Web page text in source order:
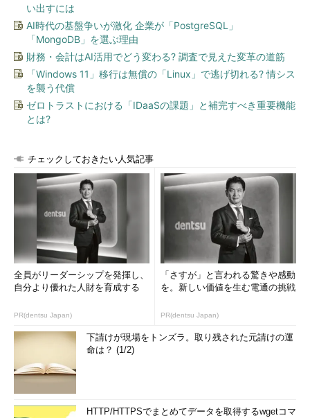
い出すには
AI時代の基盤争いが激化 企業が「PostgreSQL」
「MongoDB」を選ぶ理由
財務・会計はAI活用でどう変わる? 調査で見えた変革の道筋
「Windows 11」移行は無償の「Linux」で逃げ切れる? 情シス
を襲う代償
ゼロトラストにおける「IDaaSの課題」と補完すべき重要機能
とは?
チェックしておきたい人気記事
全員がリーダーシップを発揮し、
自分より優れた人財を育成する
PR(dentsu Japan)
「さすが」と言われる驚きや感動
を。新しい価値を生む電通の挑戦
PR(dentsu Japan)
下請けが現場をトンズラ。取り残された元請けの運
命は？ (1/2)
HTTP/HTTPSでまとめてデータを取得するwgetコマ